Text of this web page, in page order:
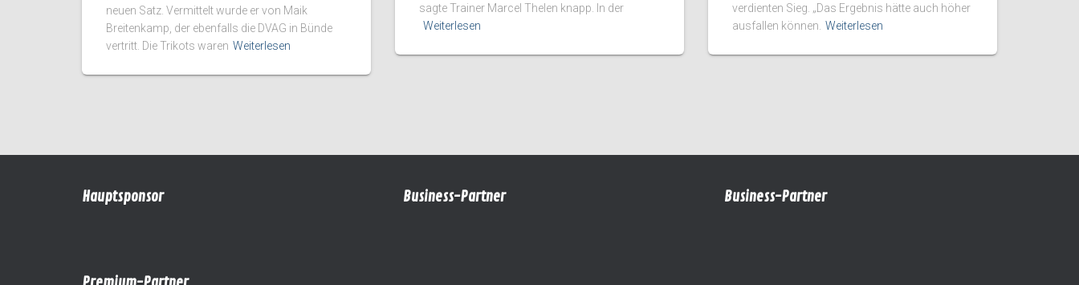
neuen Satz. Vermittelt wurde er von Maik
Breitenkamp, der ebenfalls die DVAG in Bünde
vertritt. Die Trikots waren Weiterlesen
sagte Trainer Marcel Thelen knapp. In der
Weiterlesen
verdienten Sieg. „Das Ergebnis hätte auch höher
ausfallen können. Weiterlesen
Hauptsponsor Business-Partner Business-Partner